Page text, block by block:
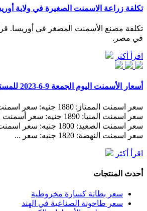
تكلفة زراعة الاسمنت الصغيرة في ولاية
تكلفة مصنع الأسمنت المصغر في أوريسا.
في مصر.
اقرأ أكثر
أسعار الأسمنت اليوم الجمعة 9-6-2023 للمستهلك
سعر اسمنت النهضة: 1820 جنيه: سعر ...
اقرأ أكثر
أحدث المنتجات
سعر بطانة كسارة مخروطية
سعر طاحونة الصناعية في الهند